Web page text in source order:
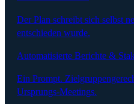
Der Plan schreibt sich selbst
entschieden wurde.
Automatisierte Berichte &
Ein Prompt.
Ursprungs-Meetings.